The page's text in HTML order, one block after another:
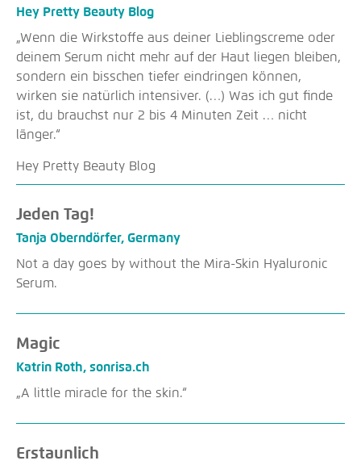
Hey Pretty Beauty Blog
Wenn die Wirkstoffe aus deiner Lieblingscreme oder
deinem Serum nicht mehr auf der Haut liegen bleiben,
sondern ein bisschen tiefer eindringen können,
wirken sie natürlich intensiver. (…) Was ich gut finde
ist, du brauchst nur 2 bis 4 Minuten Zeit … nicht
länger.
Hey Pretty Beauty Blog
Jeden Tag!
Tanja Oberndörfer, Germany
Not a day goes by without the Mira-Skin Hyaluronic
Serum.
Magic
Katrin Roth, sonrisa.ch
„A little miracle for the skin.“
Erstaunlich